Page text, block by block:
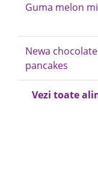
Guma melon
Newa
pancakes
Vezi toate